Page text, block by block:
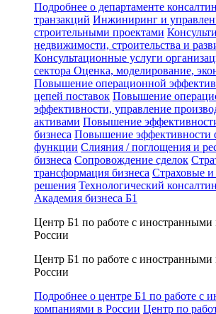
Подробнее о департаменте
транзакций Инжиниринг и
строительными проектами
недвижимости, строительства и
Консультационные услуги
сектора Оценка, моделирование,
Повышение операционной
цепей поставок Повышение
эффективности, управление
активами Повышение
бизнеса Повышение эффективности
функции Слияния / поглощения и
бизнеса Сопровождение сделок
трансформация бизнеса Страховые и
решения Технологический
Академия бизнеса Б1
Центр Б1 по работе с
России
Центр Б1 по работе с
России
Подробнее о центре Б1 по работе с
компаниями в России Центр по